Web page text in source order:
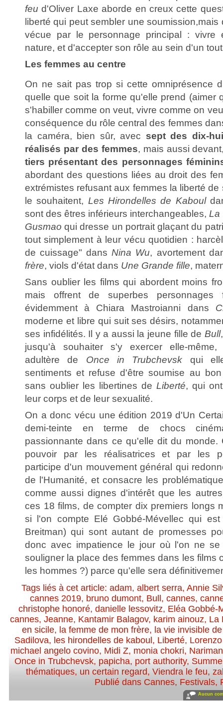
feu d'Oliver Laxe aborde en creux cette
liberté qui peut sembler une
vécue par le personnage principal : vivre
nature, et d'accepter son rôle au sein d'un
Les femmes au centre
On ne sait pas trop si cette omniprésence
quelle que soit la forme qu'elle prend (aimer
s'habiller comme on veut, vivre comme on
conséquence du rôle central des femmes
la caméra, bien sûr, avec sept des dix-
réalisés par des femmes, mais aussi
tiers présentant des personnages
abordant des questions liées au droit des
extrémistes refusant aux femmes la liberté
le souhaitent, Les Hirondelles de Kaboul
sont des êtres inférieurs interchangeables, La
Gusmao qui dresse un portrait glaçant du
tout simplement à leur vécu quotidien :
de cuissage" dansNina Wu, avortement
frère, viols d'état dans Une Grande fille,
Sans oublier les films qui abordent moins
mais offrent de superbes personnages
évidemment à Chiara Mastroianni dans
moderne et libre qui suit ses désirs,
ses infidélités. Il y a aussi la jeune fille de Bull
jusqu'à souhaiter s'y exercer elle-
adultère de Once in Trubchevsk qui
sentiments et refuse d'être soumise au
sans oublier les libertines de Liberté, qui
leur corps et de leur sexualité.
On a donc vécu une édition 2019 d'Un
demi-teinte en terme de chocs
passionnante dans ce qu'elle dit du monde.
pouvoir par les réalisatrices et par les
participe d'un mouvement général qui
de l'Humanité, et consacre les
comme aussi dignes d'intérêt que les
ces 18 films, de compter dix premiers longs
si l'on compte Elé Gobbé-Mévellec qui
Breitman) qui sont autant de promesses
donc avec impatience le jour où l'on ne
souligner la place des femmes dans les films
les hommes ?) parce qu'elle sera
Tags liés à cet article: adam, albert serra, Annie
cannes 2019, bruno dumont, Bull ,cannes,
christophe honoré, danielle lessovitz, Eléa Gobbé-
cannes,Jeanne, Kantamir Balagov, karim ainouz, La
en sicile, la femme de mon frère, la vie invisible
Sadilova, les hirondelles de kaboul , Liberté,
michael angelo covino, Midi Z, monia chokri,
Once in Trubchevsk, papicha, port authority,
thématiques, un certain regard,Viendra le feu,
Publié dans Cannes, Festivals,
Aucun